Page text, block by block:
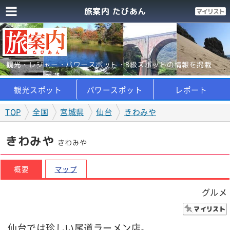
旅案内 たびあん
観光・レジャー・パワースポット・B級スポットの情報を掲載
観光スポット パワースポット
レポート
TOP
全国 宮城県 仙台 きわみや
きわみや きわみや
概要 マップ
グルメ